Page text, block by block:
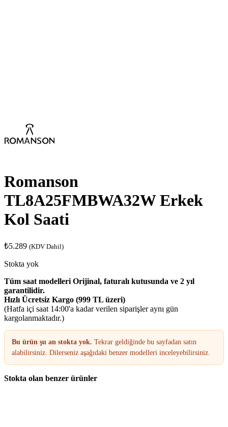
Romanson
TL8A25FMBWA32W Erkek
Kol Saati
₺5.289 (KDV Dahil)
Stokta yok
Tüm saat modelleri Orijinal, faturalı kutusunda ve 2 yıl
garantilidir.
Hızlı Ücretsiz Kargo (999 TL üzeri)
(Hatfa içi saat 14:00'a kadar verilen siparişler aynı gün
kargolanmaktadır.)
Bu ürün şu an stokta yok. Tekrar geldiğinde bu sayfadan satın
alabilirsiniz. Dilerseniz aşağıdaki benzer modelleri inceleyebilirsiniz.
Stokta olan benzer ürünler